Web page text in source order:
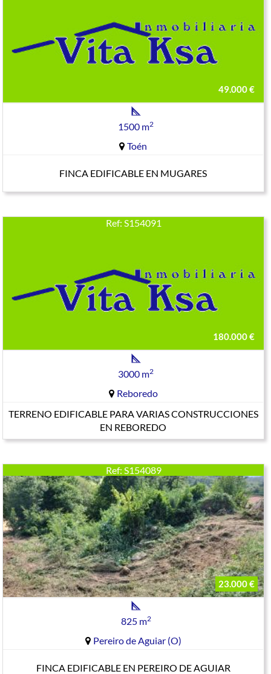
49.000 €
1500 m2
Toén
FINCA EDIFICABLE EN MUGARES
Ref: S154091
180.000 €
3000 m2
Reboredo
TERRENO EDIFICABLE PARA VARIAS CONSTRUCCIONES
EN REBOREDO
Ref: S154089
23.000 €
825 m2
Pereiro de Aguiar (O)
FINCA EDIFICABLE EN PEREIRO DE AGUIAR